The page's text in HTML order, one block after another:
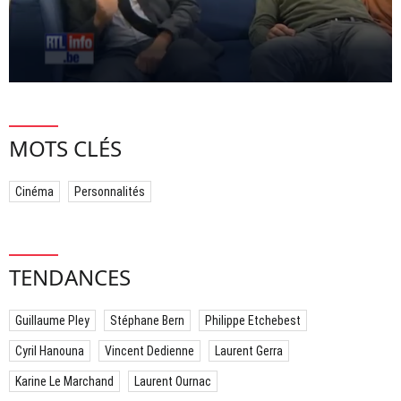
MOTS CLÉS
Cinéma Personnalités
TENDANCES
Guillaume Pley Stéphane Bern Philippe Etchebest
Cyril Hanouna Vincent Dedienne Laurent Gerra
Karine Le Marchand Laurent Ournac